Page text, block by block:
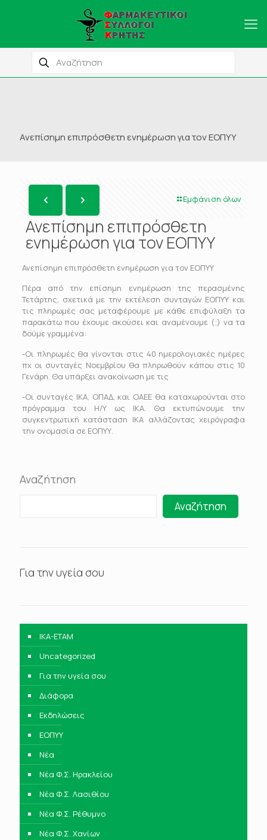
Ανεπίσημη επιπρόσθετη ενημέρωση για τον ΕΟΠΥΥ
Εμφάνιση όλων
Ανεπίσημη επιπρόσθετη
ενημέρωση για τον ΕΟΠΥΥ
Ανεπίσημη επιπρόσθετη ενημέρωση για τον ΕΟΠΥΥ
Πέρα από την επίσημη ενημέρωση της περασμένης
Τετάρτης, σχετικά με την εκτέλεση συνταγών ΕΟΠΥΥ και
τις πληρωμές σας μεταφέρουμε με κάθε επιφύλαξη τα
παρακάτω που έχουμε ακούσει και αναμένουμε (;) να τα
δούμε γραμμένα:
-Οι πληρωμές θα γίνονται στις 40 ημερολογιακές ημέρες
πχ οι συνταγές Νοεμβρίου θα πληρωθούν κάπου στις 10
Γενάρη. Θα υπάρξει ανακοίνωση με τις
-Οι συνταγές ΙΚΑ, ΟΠΑΔ, και ΟΑΕΕ θα καταχωρούνται στο
πρόγραμμα του Η/Υ ως ΙΚΑ. Θα εκτυπώνουμε την
συγκεντρωτική κατάσταση ΙΚΑ αλλάζοντας χειρόγραφα
την ονομασία σε ΕΟΠΥΥ.
Αναζήτηση
Αναζήτηση
Για την υγεία σου
IKA-ETAM
Uncategorized
Για την υγεία σου
Διάφορα
Εκδηλώσεις
ΕΟΠΥΥ
Νέα
Νέα Φ.Σ. Ηρακλείου
Νέα Φ.Σ. Λασιθίου
Νέα Φ.Σ. Ρέθυμνο
Νέα Φ.Σ. Χανίων